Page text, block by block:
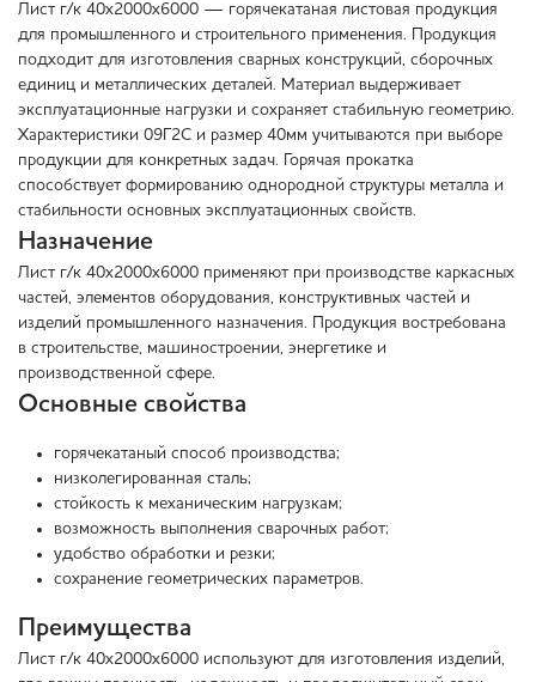
Лист г/к 40х2000х6000 — горячекатаная листовая продукция
для промышленного и строительного применения. Продукция
подходит для изготовления сварных конструкций, сборочных
единиц и металлических деталей. Материал выдерживает
эксплуатационные нагрузки и сохраняет стабильную геометрию.
Характеристики 09Г2С и размер 40мм учитываются при выборе
продукции для конкретных задач. Горячая прокатка
способствует формированию однородной структуры металла и
стабильности основных эксплуатационных свойств.
Назначение
Лист г/к 40х2000х6000 применяют при производстве каркасных
частей, элементов оборудования, конструктивных частей и
изделий промышленного назначения. Продукция востребована
в строительстве, машиностроении, энергетике и
производственной сфере.
Основные свойства
горячекатаный способ производства;
низколегированная сталь;
стойкость к механическим нагрузкам;
возможность выполнения сварочных работ;
удобство обработки и резки;
сохранение геометрических параметров.
Преимущества
Лист г/к 40х2000х6000 используют для изготовления изделий,